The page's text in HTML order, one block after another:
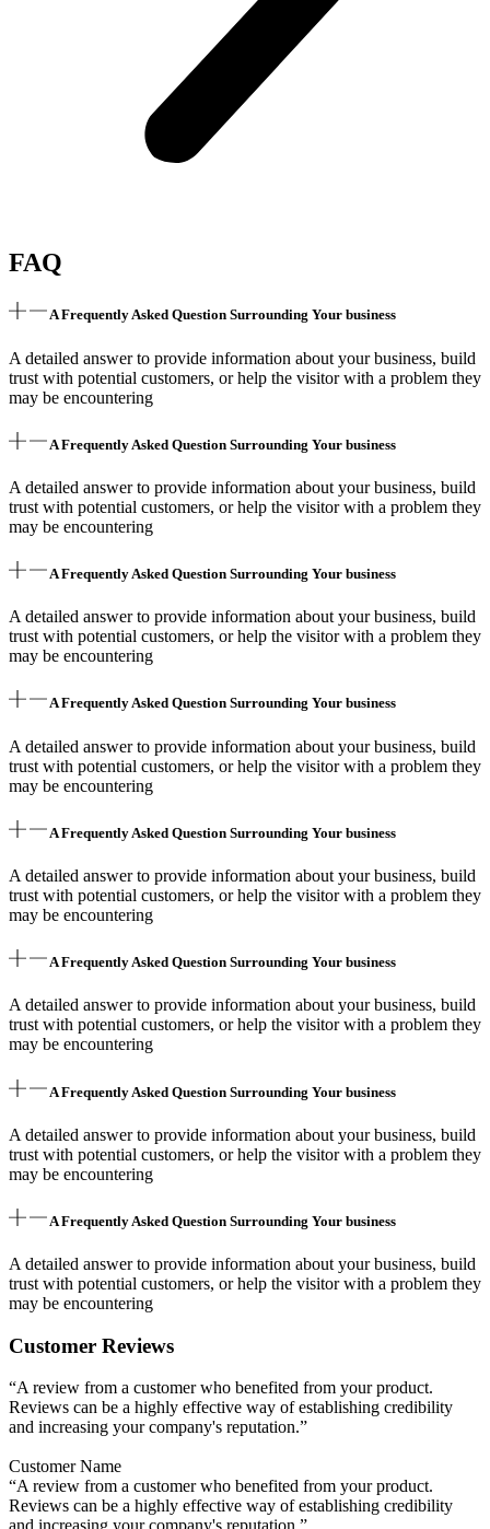
FAQ
A Frequently Asked Question Surrounding Your business
A detailed answer to provide information about your business, build
trust with potential customers, or help the visitor with a problem they
may be encountering
A Frequently Asked Question Surrounding Your business
A detailed answer to provide information about your business, build
trust with potential customers, or help the visitor with a problem they
may be encountering
A Frequently Asked Question Surrounding Your business
A detailed answer to provide information about your business, build
trust with potential customers, or help the visitor with a problem they
may be encountering
A Frequently Asked Question Surrounding Your business
A detailed answer to provide information about your business, build
trust with potential customers, or help the visitor with a problem they
may be encountering
A Frequently Asked Question Surrounding Your business
A detailed answer to provide information about your business, build
trust with potential customers, or help the visitor with a problem they
may be encountering
A Frequently Asked Question Surrounding Your business
A detailed answer to provide information about your business, build
trust with potential customers, or help the visitor with a problem they
may be encountering
A Frequently Asked Question Surrounding Your business
A detailed answer to provide information about your business, build
trust with potential customers, or help the visitor with a problem they
may be encountering
A Frequently Asked Question Surrounding Your business
A detailed answer to provide information about your business, build
trust with potential customers, or help the visitor with a problem they
may be encountering
Customer Reviews
“A review from a customer who benefited from your product.
Reviews can be a highly effective way of establishing credibility
and increasing your company's reputation.”
Customer Name
“A review from a customer who benefited from your product.
Reviews can be a highly effective way of establishing credibility